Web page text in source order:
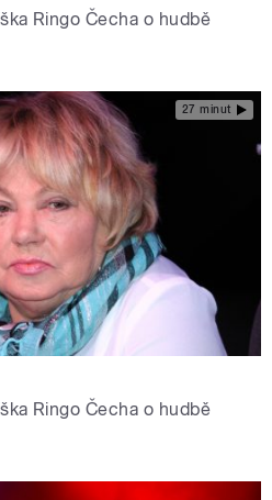
Ringo Čecha o hudbě
27 minut
Ringo Čecha o hudbě